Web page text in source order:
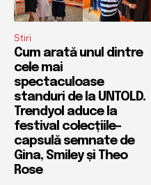
Stiri
Cum arată unul dintre
cele mai
spectaculoase
standuri de la UNTOLD.
Trendyol aduce la
festival colecțiile-
capsulă semnate de
Gina, Smiley și Theo
Rose